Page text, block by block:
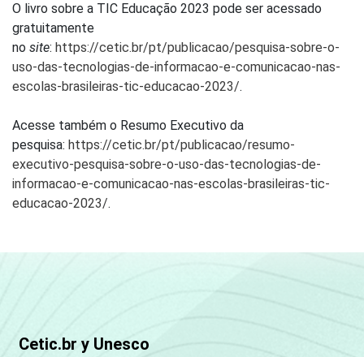
O livro sobre a TIC Educação 2023 pode ser acessado
gratuitamente
no site: https://cetic.br/pt/publicacao/pesquisa-sobre-o-
uso-das-tecnologias-de-informacao-e-comunicacao-nas-
escolas-brasileiras-tic-educacao-2023/.
Acesse também o Resumo Executivo da
pesquisa: https://cetic.br/pt/publicacao/resumo-
executivo-pesquisa-sobre-o-uso-das-tecnologias-de-
informacao-e-comunicacao-nas-escolas-brasileiras-tic-
educacao-2023/.
Cetic.br y Unesco